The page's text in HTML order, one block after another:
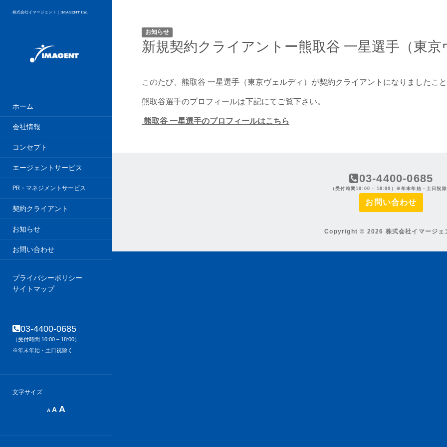
株式会社イマージェント｜IMAGENT Inc.
ホーム
会社情報
コンセプト
エージェントサービス
PR・マネジメントサービス
契約クライアント
お知らせ
お問い合わせ
プライバシーポリシー
サイトマップ
03-4400-0685
（受付時間 10:00 – 18:00）
※年末年始・土日祝除く
文字サイズ
A
Decrease
font
A Reset
AIncrease
size.
お知らせ
新規契約クライアントー熊取谷 一星選手（東
このたび、熊取谷 一星選手（東京ヴェルディ）が契約クライアントになりましたこ
熊取谷選手のプロフィールは下記にてご覧下さい。
熊取谷 一星選手のプロフィールはこちら
03-4400-0685
（受付時間10:00 - 18:00）※年末年始・土日祝
お問い合わせ
Copyright © 2026 株式会社イマージェ